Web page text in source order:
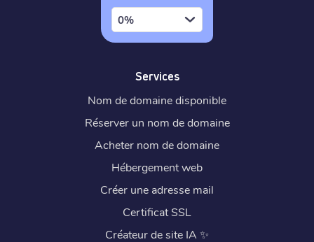
0%
Services
Nom de domaine disponible
Réserver un nom de domaine
Acheter nom de domaine
Hébergement web
Créer une adresse mail
Certificat SSL
Créateur de site IA ✨